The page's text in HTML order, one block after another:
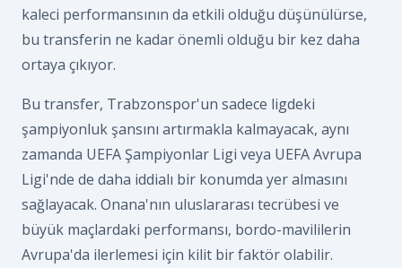
kaleci performansının da etkili olduğu düşünülürse,
bu transferin ne kadar önemli olduğu bir kez daha
ortaya çıkıyor.
Bu transfer, Trabzonspor'un sadece ligdeki
şampiyonluk şansını artırmakla kalmayacak, aynı
zamanda UEFA Şampiyonlar Ligi veya UEFA Avrupa
Ligi'nde de daha iddialı bir konumda yer almasını
sağlayacak. Onana'nın uluslararası tecrübesi ve
büyük maçlardaki performansı, bordo-mavililerin
Avrupa'da ilerlemesi için kilit bir faktör olabilir.